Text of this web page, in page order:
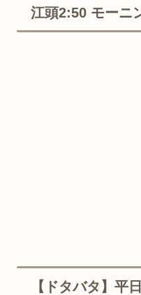
江頭2:50 モーニ
【ドタバタ】平